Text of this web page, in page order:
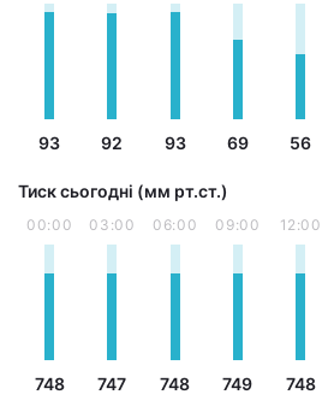
93 92 93 69 56
Тиск сьогодні (мм рт.ст.)
00:00
748
03:00
747
06:00
748
09:00
749
12:00
748